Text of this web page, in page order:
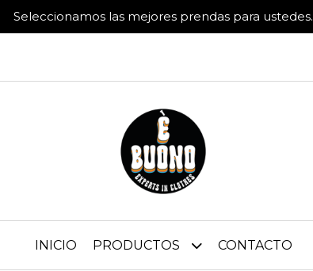
Seleccionamos las mejores prendas para ustedes.
INICIO PRODUCTOS CONTACTO